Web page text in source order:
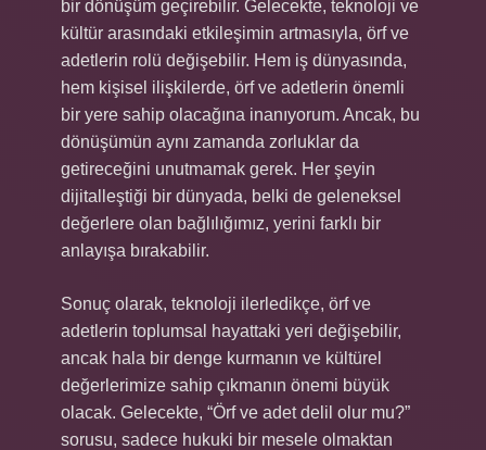
bir dönüşüm geçirebilir. Gelecekte, teknoloji ve
kültür arasındaki etkileşimin artmasıyla, örf ve
adetlerin rolü değişebilir. Hem iş dünyasında,
hem kişisel ilişkilerde, örf ve adetlerin önemli
bir yere sahip olacağına inanıyorum. Ancak, bu
dönüşümün aynı zamanda zorluklar da
getireceğini unutmamak gerek. Her şeyin
dijitalleştiği bir dünyada, belki de geleneksel
değerlere olan bağlılığımız, yerini farklı bir
anlayışa bırakabilir.
Sonuç olarak, teknoloji ilerledikçe, örf ve
adetlerin toplumsal hayattaki yeri değişebilir,
ancak hala bir denge kurmanın ve kültürel
değerlerimize sahip çıkmanın önemi büyük
olacak. Gelecekte, “Örf ve adet delil olur mu?”
sorusu, sadece hukuki bir mesele olmaktan